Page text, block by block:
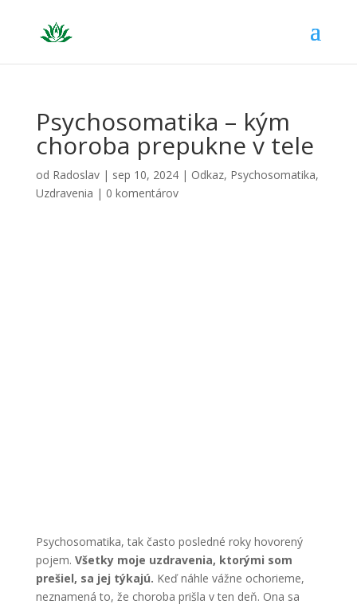
Psychosomatika – kým
choroba prepukne v tele
od Radoslav| sep 10, 2024| Odkaz, Psychosomatika,
Uzdravenia | 0 komentárov
Psychosomatika, tak často posledné roky hovorený
pojem. Všetky moje uzdravenia, ktorými som
prešiel, sa jej týkajú. Keď náhle vážne ochorieme,
neznamená to, že choroba prišla v ten deň. Ona sa